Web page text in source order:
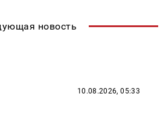
новость
10.08.2026, 05:33